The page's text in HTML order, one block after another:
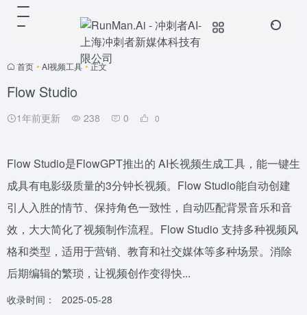
首页 • AI视频工具 • 正文
Flow Studio
1年前更新 238 0 0
Flow Studio是FlowGPT推出的 AI长视频生成工具，能一键生
成具有电影级质量的3分钟长视频。Flow Studio能自动创建
引人入胜的情节、保持角色一致性，自动匹配背景音乐和音
效，大大简化了视频制作流程。Flow Studio 支持多种视频风
格和类型，适用于营销、教育和社交媒体等多种场景。消除
后期编辑的繁琐，让视频创作变得快...
收录时间： 2025-05-28